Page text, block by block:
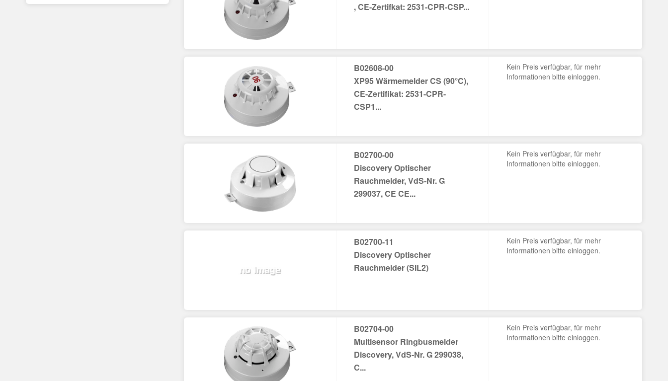
, CE-Zertifkat: 2531-CPR-CSP...
B02608-00
XP95 Wärmemelder CS (90°C),
CE-Zertifikat: 2531-CPR-
CSP1...
Kein Preis verfügbar, für mehr
Informationen bitte einloggen.
B02700-00
Discovery Optischer
Rauchmelder, VdS-Nr. G
299037, CE CE...
Kein Preis verfügbar, für mehr
Informationen bitte einloggen.
B02700-11
Discovery Optischer
Rauchmelder (SIL2)
Kein Preis verfügbar, für mehr
Informationen bitte einloggen.
B02704-00
Multisensor Ringbusmelder
Discovery, VdS-Nr. G 299038,
C...
Kein Preis verfügbar, für mehr
Informationen bitte einloggen.